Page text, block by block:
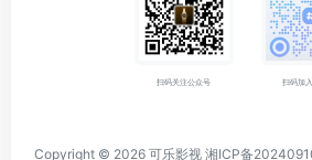
扫码关注公众号 扫码加
Copyright © 2026 可乐影视 湘ICP备